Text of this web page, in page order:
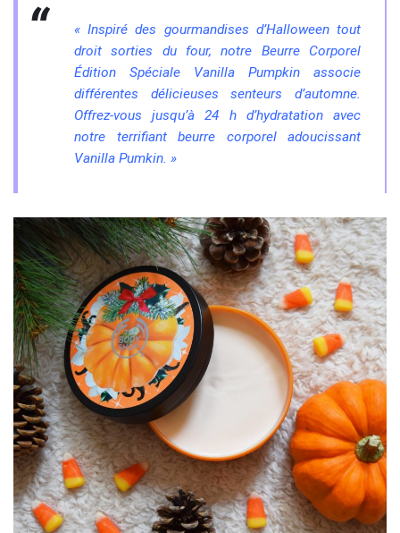
« Inspiré des gourmandises d’Halloween tout
droit sorties du four, notre Beurre Corporel
Édition Spéciale Vanilla Pumpkin associe
différentes délicieuses senteurs d’automne.
Offrez-vous jusqu’à 24 h d’hydratation avec
notre terrifiant beurre corporel adoucissant
Vanilla Pumkin. »